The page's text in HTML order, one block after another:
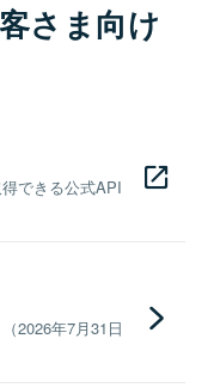
さま向け
できる公式API
2026年7月31日